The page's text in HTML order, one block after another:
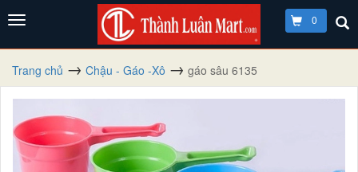
0
Trang chủ Chậu - Gáo -Xô gáo sâu 6135